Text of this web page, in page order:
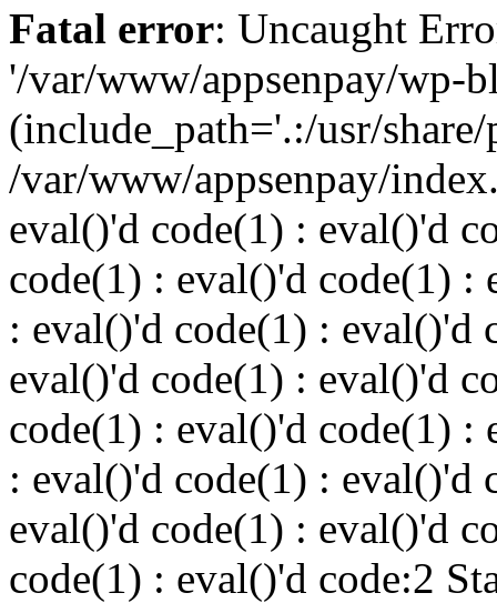
Fatal error: Uncaught
'/var/www/appsenpay/wp-
(include_path='.:/usr/
/var/www/appsenpay/
eval()'d code(1) : eval()'d
code(1) : eval()'d code(1) :
: eval()'d code(1) : eval()'d
eval()'d code(1) : eval()'d
code(1) : eval()'d code(1) :
: eval()'d code(1) : eval()'d
eval()'d code(1) : eval()'d
code(1) : eval()'d code:2